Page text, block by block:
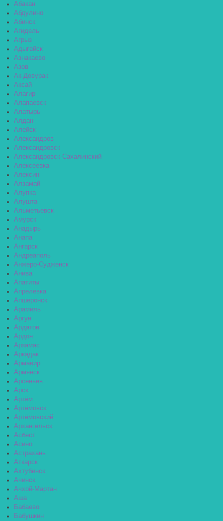
Абакан
Абдулино
Абинск
Агидель
Агрыз
Адыгейск
Азнакаево
Азов
Ак-Довурак
Аксай
Алагир
Алапаевск
Алатырь
Алдан
Алейск
Александров
Александровск
Александровск-Сахалинский
Алексеевка
Алексин
Алзамай
Алупка
Алушта
Альметьевск
Амурск
Анадырь
Анапа
Ангарск
Андреаполь
Анжеро-Судженск
Анива
Апатиты
Апрелевка
Апшеронск
Арамиль
Аргун
Ардатов
Ардон
Арзамас
Аркадак
Армавир
Армянск
Арсеньев
Арск
Артём
Артёмовск
Артёмовский
Архангельск
Асбест
Асино
Астрахань
Аткарск
Ахтубинск
Ачинск
Ачхой-Мартан
Аша
Бабаево
Бабушкин